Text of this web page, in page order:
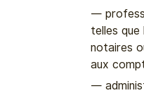
telles
notaires
aux